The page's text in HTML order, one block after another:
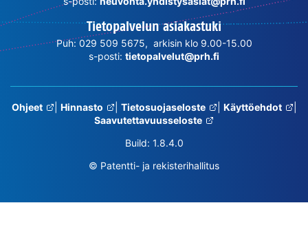
Tietopalvelun asiakastuki
Puh: 029 509 5675, arkisin klo 9.00-15.00
s-posti: tietopalvelut@prh.fi
Ohjeet Hinnasto Tietosuojaseloste Käyttöehdot
Saavutettavuusseloste
Build: 1.8.4.0
© Patentti- ja rekisterihallitus